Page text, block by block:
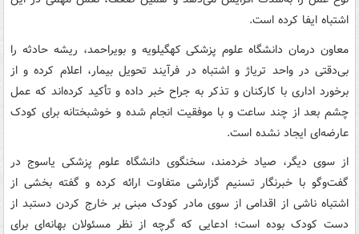
اشتباه ایفا کرده است.
معاون درمان دانشگاه علوم پزشکی کهگیلویه و بویراحمد، ریشه حادثه را
بی‌دقتی در واحد تریاژ و اشتباه در فرآیند تحویل بیمار، اعلام کرده و از
برخورد اداری با کارکنان و تذکر به جراح خبر داده‌ و تأکید کرده‌اند که عمل
چشم بعد از چند ساعت و با موفقیت انجام شده و خوشبختانه برای کودک
عارضه‌ای ایجاد نشده است.
از سوی دیگر، صیاد خردمند، سخنگوی دانشگاه علوم پزشکی یاسوج در
گفت‌وگو با خبرنگار تسنیم گزارشی متفاوت ارائه کرده و گفته بخشی از
اشتباه ناشی از اقدامی از سوی مادر کودک مبنی بر خارج کردن دستبد از
دست کودک بوده است؛ ادعایی که گرچه از نظر مسئولان بهانه‌ای برای